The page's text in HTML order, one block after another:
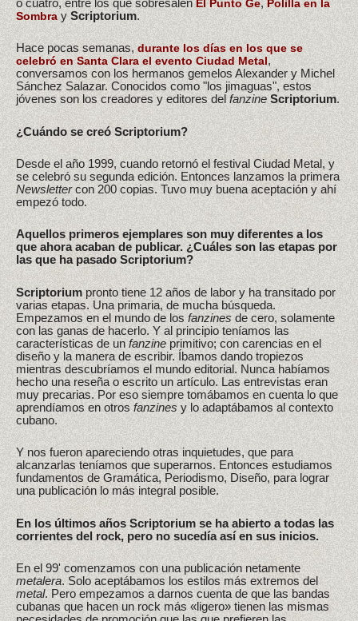
o cuatro, entre los que sobresalenEl Punto Ge,Polilla en la
SombrayScriptorium.
Hace pocas semanas,durante los días en los que se
celebró en Santa Clara el evento Ciudad Metal,
conversamos con los hermanos gemelos Alexander y Michel
Sánchez Salazar. Conocidos como "los jimaguas", estos
jóvenes son los creadores y editores delfanzine Scriptorium.
¿Cuándo se creó Scriptorium?
Desde el año 1999, cuando retornó el festival Ciudad Metal, y
se celebró su segunda edición. Entonces lanzamos la primera
Newslettercon 200 copias. Tuvo muy buena aceptación y ahí
empezó todo.
Aquellos primeros ejemplares son muy diferentes a los
que ahora acaban de publicar. ¿Cuáles son las etapas por
las que ha pasado Scriptorium?
Scriptoriumpronto tiene 12 años de labor y ha transitado por
varias etapas. Una primaria, de mucha búsqueda.
Empezamos en el mundo de losfanzinesde cero, solamente
con las ganas de hacerlo. Y al principio teníamos las
características de unfanzineprimitivo; con carencias en el
diseño y la manera de escribir. Íbamos dando tropiezos
mientras descubríamos el mundo editorial. Nunca habíamos
hecho una reseña o escrito un artículo. Las entrevistas eran
muy precarias. Por eso siempre tomábamos en cuenta lo que
aprendíamos en otrosfanzinesy lo adaptábamos al contexto
cubano.
Y nos fueron apareciendo otras inquietudes, que para
alcanzarlas teníamos que superarnos. Entonces estudiamos
fundamentos de Gramática, Periodismo, Diseño, para lograr
una publicación lo más integral posible.
En los últimos años Scriptorium se ha abierto a todas las
corrientes del rock, pero no sucedía así en sus inicios.
En el 99' comenzamos con una publicación netamente
metalera. Solo aceptábamos los estilos más extremos del
metal. Pero empezamos a darnos cuenta de que las bandas
cubanas que hacen un rock más «ligero» tienen las mismas